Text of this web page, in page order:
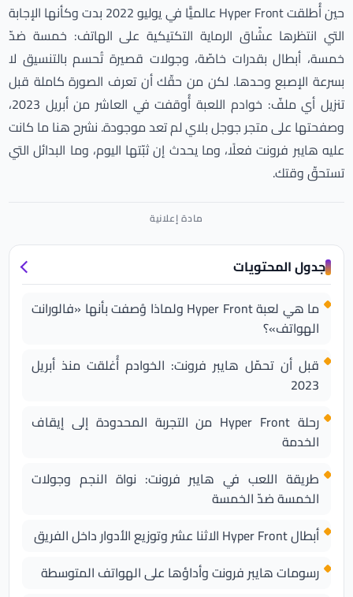
حين أُطلقت Hyper Front عالميًّا في يوليو 2022 بدت وكأنها الإجابة
التي انتظرها عشّاق الرماية التكتيكية على الهاتف: خمسة ضدّ
خمسة، أبطال بقدرات خاصّة، وجولات قصيرة تُحسم بالتنسيق لا
بسرعة الإصبع وحدها. لكن من حقّك أن تعرف الصورة كاملة قبل
تنزيل أي ملفّ: خوادم اللعبة أُوقفت في العاشر من أبريل 2023،
وصفحتها على متجر جوجل بلاي لم تعد موجودة. نشرح هنا ما كانت
عليه هايبر فرونت فعلًا، وما يحدث إن ثبّتها اليوم، وما البدائل التي
تستحقّ وقتك.
جدول المحتويات
ما هي لعبة Hyper Front ولماذا وُصفت بأنها «فالورانت
الهواتف»؟
قبل أن تحمّل هايبر فرونت: الخوادم أُغلقت منذ أبريل
2023
رحلة Hyper Front من التجربة المحدودة إلى إيقاف
الخدمة
طريقة اللعب في هايبر فرونت: نواة النجم وجولات
الخمسة ضدّ الخمسة
أبطال Hyper Front الاثنا عشر وتوزيع الأدوار داخل الفريق
رسومات هايبر فرونت وأداؤها على الهواتف المتوسطة